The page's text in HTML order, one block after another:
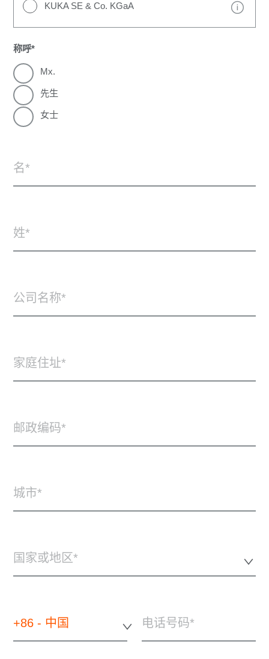
KUKA SE & Co. KGaA
称呼
Mx.
先生
女士
名
姓
公司名称
家庭住址
邮政编码
城市
国家或地区*
+86 - 中国 电话号码